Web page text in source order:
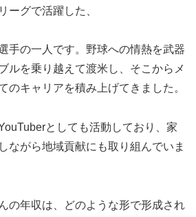
ーグで活躍した、
手の一人です。野球への情熱を武器
ルを乗り越えて渡米し、そこからメ
のキャリアを積み上げてきました。
としても活動しており、家
ながら地域貢献にも取り組んでいま
の年収は、どのような形で形成され